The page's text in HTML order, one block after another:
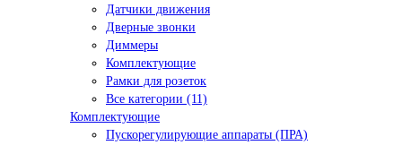
Датчики движения
Дверные звонки
Диммеры
Комплектующие
Рамки для розеток
Все категории (11)
Комплектующие
Пускорегулирующие аппараты (ПРА)